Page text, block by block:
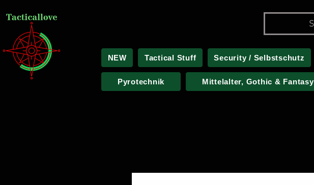
NEW Tactical Stuff Security / Selbstschutz
Pyrotechnik Mittelalter, Gothic & Fantasy